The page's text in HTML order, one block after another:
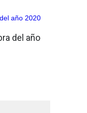
del año